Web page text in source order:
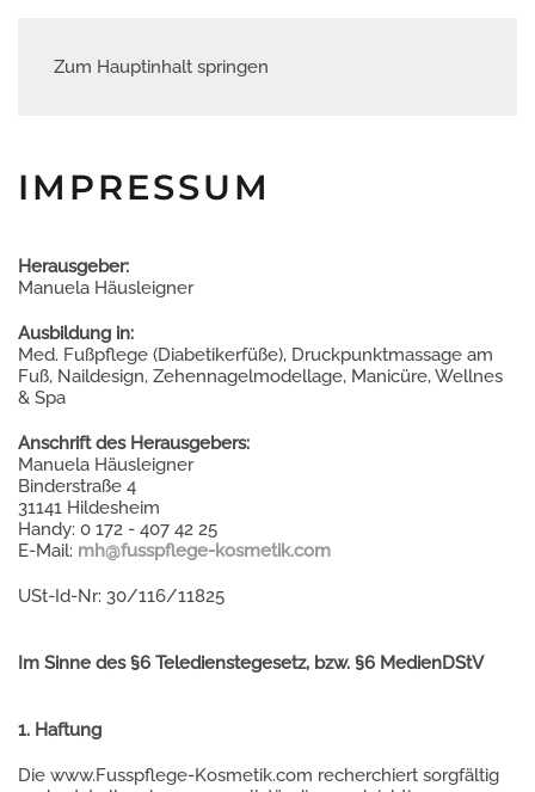
Zum Hauptinhalt springen
IMPRESSUM
Herausgeber:
Manuela Häusleigner
Ausbildung in:
Med. Fußpflege (Diabetikerfüße), Druckpunktmassage am
Fuß, Naildesign, Zehennagelmodellage, Manicüre, Wellnes
& Spa
Anschrift des Herausgebers:
Manuela Häusleigner
Binderstraße 4
31141 Hildesheim
Handy: 0 172 - 407 42 25
E-Mail: mh@fusspflege-kosmetik.com
USt-Id-Nr: 30/116/11825
Im Sinne des §6 Teledienstegesetz, bzw. §6 MedienDStV
1. Haftung
Die www.Fusspflege-Kosmetik.com recherchiert sorgfältig